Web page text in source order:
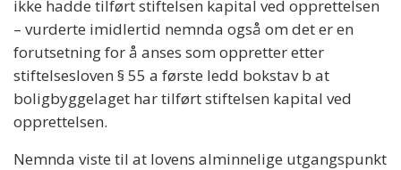
ikke hadde tilført stiftelsen kapital ved opprettelsen
– vurderte imidlertid nemnda også om det er en
forutsetning for å anses som oppretter etter
stiftelsesloven § 55 a første ledd bokstav b at
boligbyggelaget har tilført stiftelsen kapital ved
opprettelsen.
Nemnda viste til at lovens alminnelige utgangspunkt